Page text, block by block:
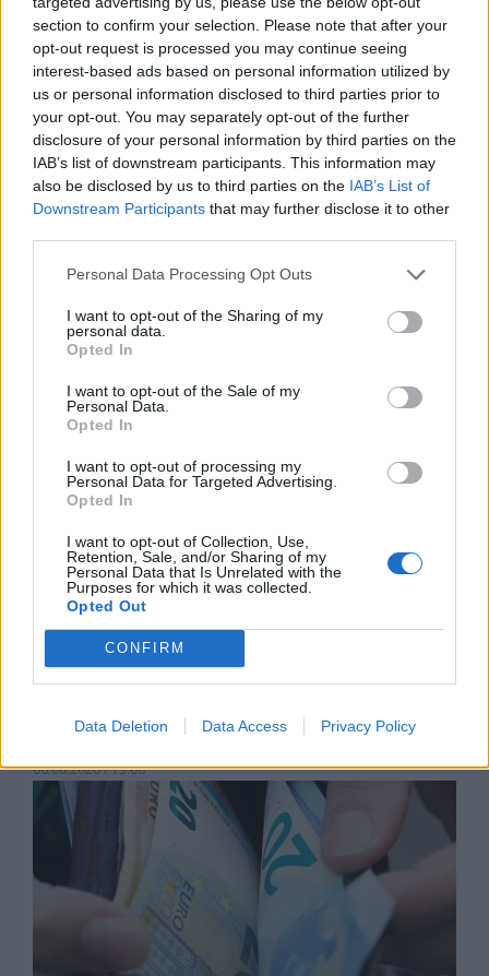
section to confirm your selection. Please note that after your
opt-out request is processed you may continue seeing
interest-based ads based on personal information utilized by
us or personal information disclosed to third parties prior to
your opt-out. You may separately opt-out of the further
disclosure of your personal information by third parties on the
IAB’s list of downstream participants. This information may
also be disclosed by us to third parties on the IAB’s List of
Downstream Participants that may further disclose it to other
Personal Data Processing Opt Outs
I want to opt-out of the Sharing of my
personal data.
Opted In
I want to opt-out of the Sale of my
Personal Data.
Opted In
I want to opt-out of processing my
Personal Data for Targeted Advertising.
Opted In
I want to opt-out of Collection, Use,
Retention, Sale, and/or Sharing of my
Personal Data that Is Unrelated with the
Purposes for which it was collected.
Opted Out
CONFIRM
Data Deletion Data Access Privacy Policy
да възобнови работата на въглищна
електроцентрала
06.08.2026 / 15:30
Изпълнителният директор на Revolut
европеец
06.08.2026 / 13:00